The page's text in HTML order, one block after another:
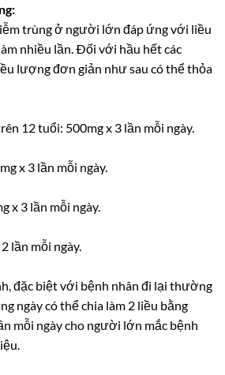
trùng ở người lớn đáp ứng với liều
nhiều lần. Ðối với hầu hết các
lượng đơn giản như sau có thể thỏa
12 tuổi: 500mg x 3 lần mỗi ngày.
x 3 lần mỗi ngày.
x 3 lần mỗi ngày.
lần mỗi ngày.
đặc biệt với bệnh nhân đi lại thường
ngày có thể chia làm 2 liều bằng
mỗi ngày cho người lớn mắc bệnh